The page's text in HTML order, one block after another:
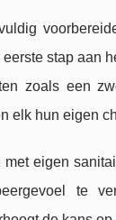
stap aan
zoals een
elk hun eigen
eigen
te